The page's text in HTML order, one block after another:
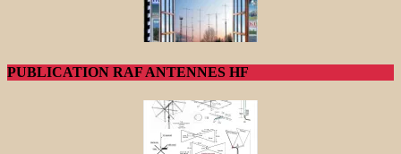
PUBLICATION RAF ANTENNES HF